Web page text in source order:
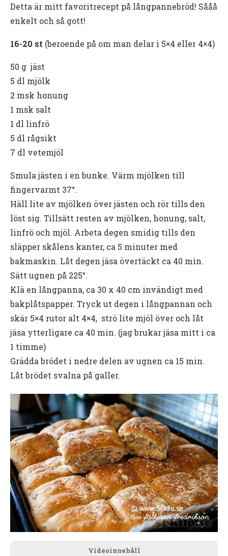
Detta är mitt favoritrecept på långpannebröd! Sååå
enkelt och så gott!
16-20 st (beroende på om man delar i 5×4 eller 4×4)
50 g jäst
5 dl mjölk
2 msk honung
1 msk salt
1 dl linfrö
5 dl rågsikt
7 dl vetemjöl
Smula jästen i en bunke. Värm mjölken till
fingervarmt 37°.
Häll lite av mjölken över jästen och rör tills den
löst sig. Tillsätt resten av mjölken, honung, salt,
linfrö och mjöl. Arbeta degen smidig tills den
släpper skålens kanter, ca 5 minuter med
bakmaskin. Låt degen jäsa övertäckt ca 40 min.
Sätt ugnen på 225°.
Klä en långpanna, ca 30 x 40 cm invändigt med
bakplåtspapper. Tryck ut degen i långpannan och
skär 5×4 rutor alt 4×4, strö lite mjöl över och låt
jäsa ytterligare ca 40 min. (jag brukar jäsa mitt i ca
1 timme)
Grädda brödet i nedre delen av ugnen ca 15 min.
Låt brödet svalna på galler.
Videoinnehåll